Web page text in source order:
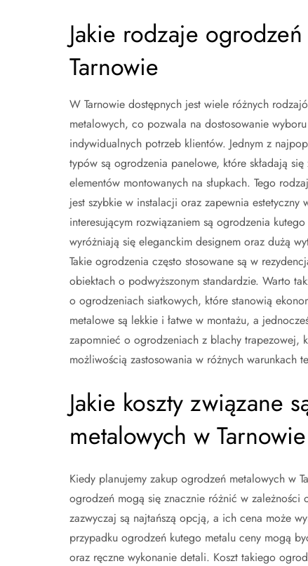
Jakie rodzaje
Tarnowie
W Tarnowie dostępnych jest wiele różnych
metalowych, co pozwala na dostosowanie
indywidualnych potrzeb klientów. Jednym z
typów są ogrodzenia panelowe, które składają
elementów montowanych na słupkach. Tego
jest szybkie w instalacji oraz zapewnia estetyczny
interesującym rozwiązaniem są ogrodzenia
wyróżniają się eleganckim designem oraz dużą
Takie ogrodzenia często stosowane są w
obiektach o podwyższonym standardzie. Warto
o ogrodzeniach siatkowych, które stanowią
metalowe są lekkie i łatwe w montażu, a
zapomnieć o ogrodzeniach z blachy trapezowej,
możliwością zastosowania w różnych warunkach
Jakie koszty związane
metalowych w Tarnowie
Kiedy planujemy zakup ogrodzeń metalowych w
ogrodzeń mogą się znacznie różnić w
zazwyczaj są najtańszą opcją, a ich cena może
przypadku ogrodzeń kutego metalu ceny mogą
oraz ręczne wykonanie detali. Koszt takiego